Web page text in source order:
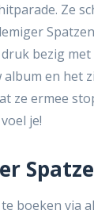
Ze
bezig
album en het
ze ermee
je!
boeken via